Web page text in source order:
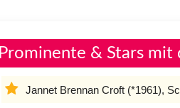
Prominente & Stars mit
Jannet Brennan Croft (*1961),